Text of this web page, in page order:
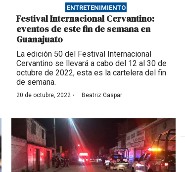
ENTRETENIMIENTO
Festival Internacional Cervantino:
eventos de este fin de semana en
Guanajuato
La edición 50 del Festival Internacional
Cervantino se llevará a cabo del 12 al 30 de
octubre de 2022, esta es la cartelera del fin
de semana.
20 de octubre, 2022 · Beatriz Gaspar